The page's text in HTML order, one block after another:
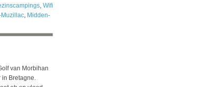
, Wifi
Muzillac, Midden-
van Morbihan
in Bretagne.